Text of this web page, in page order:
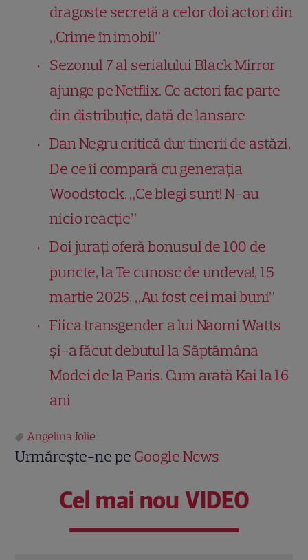
dragoste secretă a celor doi actori din
„Crime în imobil”
Sezonul 7 al serialului Black Mirror
ajunge pe Netflix. Ce actori fac parte
din distribuție, dată de lansare
Dan Negru critică dur tinerii de astăzi.
De ce îi compară cu generația
Woodstock. „Ce blegi sunt! N-au
nicio reacție”
Doi jurați oferă bonusul de 100 de
puncte, la Te cunosc de undeva!, 15
martie 2025. „Au fost cei mai buni”
Fiica transgender a lui Naomi Watts
și-a făcut debutul la Săptămâna
Modei de la Paris. Cum arată Kai la 16
ani
Angelina Jolie
Urmărește-ne pe Google News
Cel mai nou VIDEO